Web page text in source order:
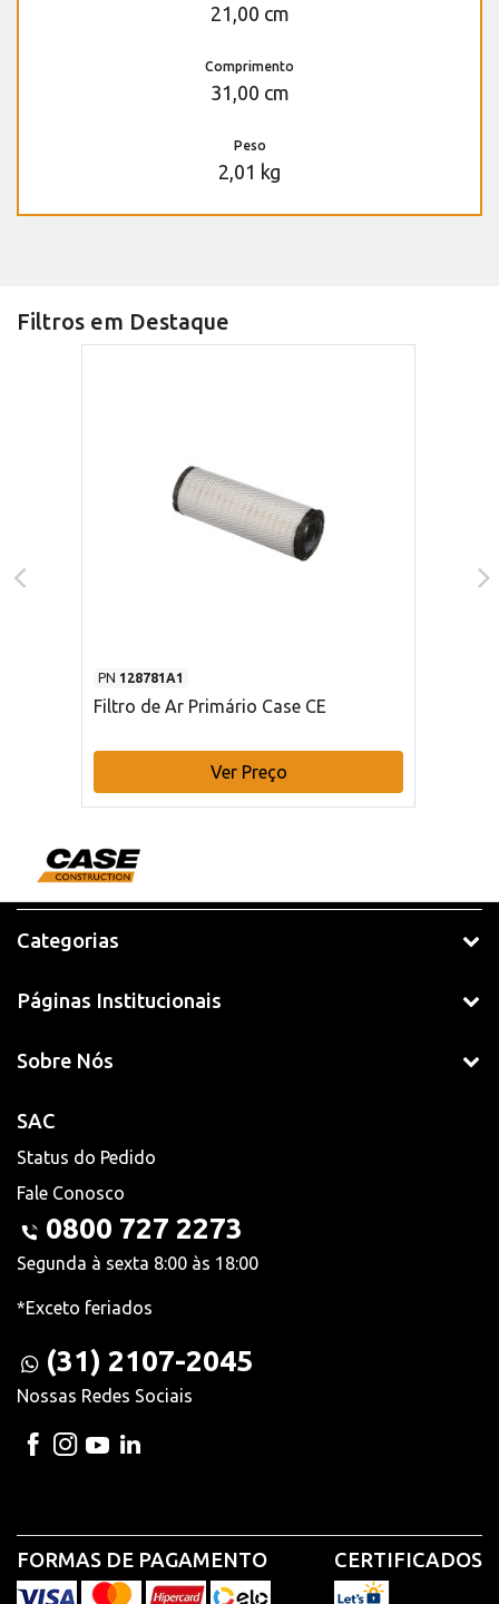
21,00 cm
Comprimento
31,00 cm
Peso
2,01 kg
Filtros em Destaque
PN 128781A1
Filtro de Ar Primário Case CE
Ver Preço
Categorias
Páginas Institucionais
Sobre Nós
SAC
Status do Pedido
Fale Conosco
0800 727 2273
Segunda à sexta 8:00 às 18:00
*Exceto feriados
(31) 2107-2045
Nossas Redes Sociais
FORMAS DE PAGAMENTO CERTIFICADOS